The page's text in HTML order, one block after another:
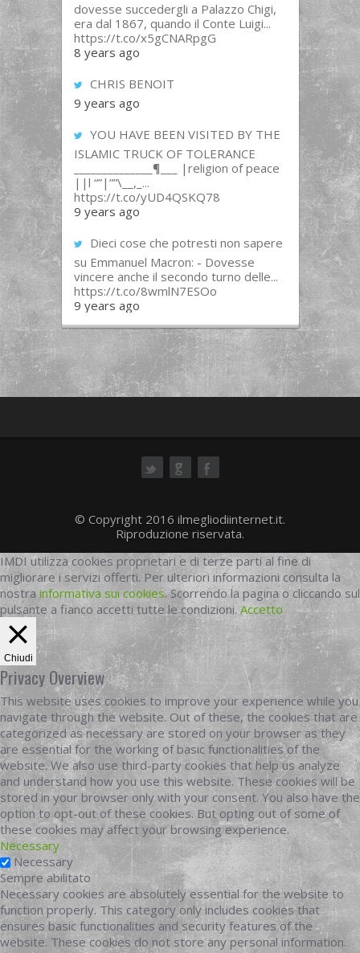
dovesse succedergli a Palazzo Chigi,
era dal 1867, quando il Conte Luigi...
https://t.co/x5gCNARpgG
8 years ago
CHRIS BENOIT
9 years ago
YOU HAVE BEEN VISITED BY THE
ISLAMIC TRUCK OF TOLERANCE
______________¶___ |religion of peace
||l “”|””\__,_...
https://t.co/yUD4QSKQ78
9 years ago
Dieci cose che potresti non sapere
su Emmanuel Macron: - Dovesse
vincere anche il secondo turno delle...
https://t.co/8wmlN7ESOo
9 years ago
© Copyright 2016 ilmegliodiinternet.it.
Riproduzione riservata.
IMDI utilizza cookies proprietari e di terze parti al fine di
migliorare i servizi offerti. Per ulteriori informazioni consulta la
nostrainformativa sui cookies. Scorrendo la pagina o cliccando sul
pulsante a fianco accetti tutte le condizioni.Accetto
Chiudi
Privacy Overview
This website uses cookies to improve your experience while you
navigate through the website. Out of these, the cookies that are
categorized as necessary are stored on your browser as they
are essential for the working of basic functionalities of the
website. We also use third-party cookies that help us analyze
and understand how you use this website. These cookies will be
stored in your browser only with your consent. You also have the
option to opt-out of these cookies. But opting out of some of
these cookies may affect your browsing experience.
Necessary
Necessary
Sempre abilitato
Necessary cookies are absolutely essential for the website to
function properly. This category only includes cookies that
ensures basic functionalities and security features of the
website. These cookies do not store any personal information.